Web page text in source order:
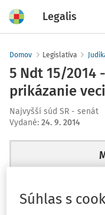
Legalis
Domov Legislatíva
5 Ndt 15/2014
prikázanie veci
Najvyšší súd SR - senát
Vydané: 24. 9. 2014
Súhlas s